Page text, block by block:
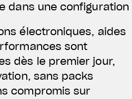
dans une
électroniques, aides
sont
dès le premier jour,
sans packs
compromis sur